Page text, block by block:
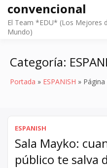
convencional
El Team *EDU* (Los Mejores
Mundo)
Categoría:
Portada » ESPANISH » Página
ESPANISH
Sala Mayko:
público te salva